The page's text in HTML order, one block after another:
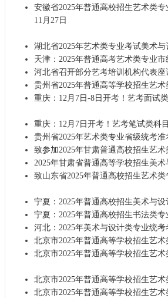
安徽省2025年普通高校招生艺术类
11月27日
湖北省2025年艺术类专业考试美术
天津：2025年普通高考艺术类专业
河北省召开部分艺考培训机构代表
贵州省2025年普通高等学校招生艺
重庆：12月7日-8日开考！艺考面试
重庆：12月7日开考！艺考笔试类科
贵州省2025年艺术类专业省级统考
致参加2025年甘肃普通高校招生艺
2025年甘肃省普通高等学校招生美
致山东省2025年普通高校招生艺术
宁夏：2025年普通高校招生美术与
宁夏：2025年普通高校招生书法类
河北：2025年美术与设计类专业统
北京市2025年普通高等学校招生艺
北京市2025年普通高等学校招生艺
北京市2025年普通高等学校招生艺
北京市2025年普通高等学校招生艺